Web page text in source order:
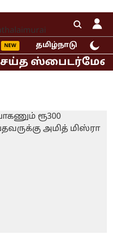
தமிழ்நாடு
ஸ்பைடர்மேன்